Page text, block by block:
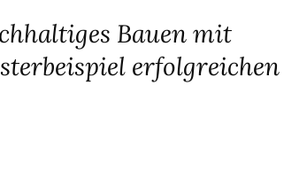
Bauen mit
erfolgreichen